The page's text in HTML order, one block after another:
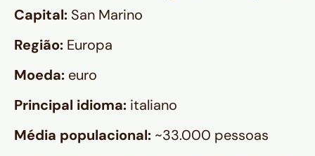
Capital: San Marino
Região: Europa
Moeda: euro
Principal idioma: italiano
Média populacional: ~33.000 pessoas